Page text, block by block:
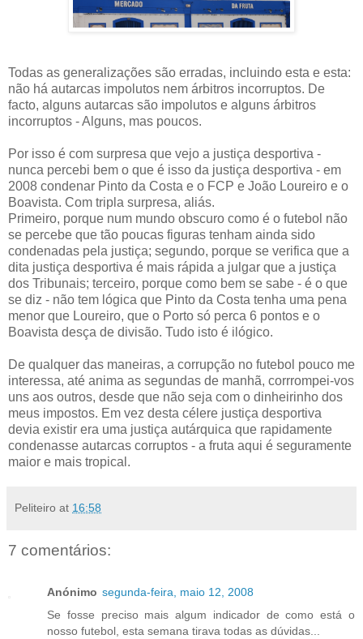
Todas as generalizações são erradas, incluindo esta e esta:
não há autarcas impolutos nem árbitros incorruptos. De
facto, alguns autarcas são impolutos e alguns árbitros
incorruptos - Alguns, mas poucos.
Por isso é com surpresa que vejo a justiça desportiva -
nunca percebi bem o que é isso da justiça desportiva - em
2008 condenar Pinto da Costa e o FCP e João Loureiro e o
Boavista. Com tripla surpresa, aliás.
Primeiro, porque num mundo obscuro como é o futebol não
se percebe que tão poucas figuras tenham ainda sido
condenadas pela justiça; segundo, porque se verifica que a
dita justiça desportiva é mais rápida a julgar que a justiça
dos Tribunais; terceiro, porque como bem se sabe - é o que
se diz - não tem lógica que Pinto da Costa tenha uma pena
menor que Loureiro, que o Porto só perca 6 pontos e o
Boavista desça de divisão. Tudo isto é ilógico.
De qualquer das maneiras, a corrupção no futebol pouco me
interessa, até anima as segundas de manhã, corrrompei-vos
uns aos outros, desde que não seja com o dinheirinho dos
meus impostos. Em vez desta célere justiça desportiva
devia existir era uma justiça autárquica que rapidamente
condenasse autarcas corruptos - a fruta aqui é seguramente
maior e mais tropical.
Peliteiro at 16:58
7 comentários:
Anónimo segunda-feira, maio 12, 2008
Se fosse preciso mais algum indicador de como está o
nosso futebol, esta semana tirava todas as dúvidas...